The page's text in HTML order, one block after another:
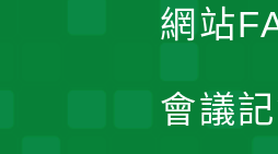
網站
會議